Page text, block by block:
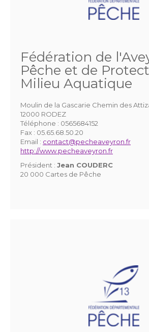
Fédération de
Pêche et de
Milieu Aquatique
Moulin de la Gascarie Chemin des
12000 RODEZ
Téléphone : 0565684152
Fax : 05.65.68.50.20
Email : contact@pecheaveyron.fr
http://www.pecheaveyron.fr
Président : Jean COUDERC
20 000 Cartes de Pêche